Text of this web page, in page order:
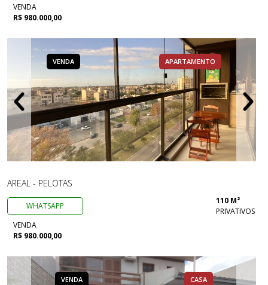
VENDA
R$ 980.000,00
VENDA APARTAMENTO
AREAL - PELOTAS
WHATSAPP
110 M²
PRIVATIVOS
VENDA
R$ 980.000,00
VENDA CASA